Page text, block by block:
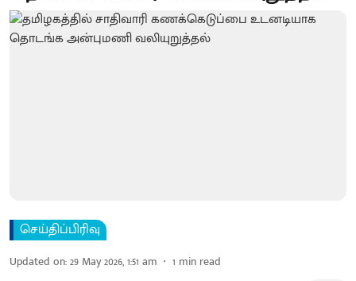
செய்திப்பிரிவு
Updated on:29 May 2026, 1:51 am 1 min read